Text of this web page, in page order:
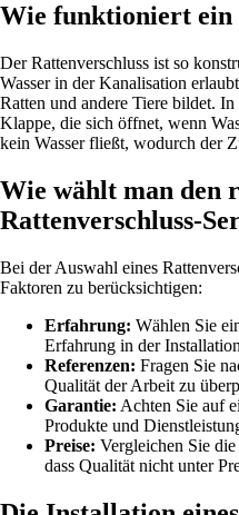
Wie funktioniert ein
Der Rattenverschluss ist so
Wasser in der Kanalisation
Ratten und andere Tiere bildet.
Klappe, die sich öffnet, wenn
kein Wasser fließt, wodurch der
Wie wählt man den
Rattenverschluss-
Bei der Auswahl eines
Faktoren zu berücksichtigen:
Erfahrung: Wählen Sie
Erfahrung in der
Referenzen: Fragen Sie
Qualität der Arbeit zu
Garantie: Achten Sie auf
Produkte und
Preise: Vergleichen Sie
dass Qualität nicht unter